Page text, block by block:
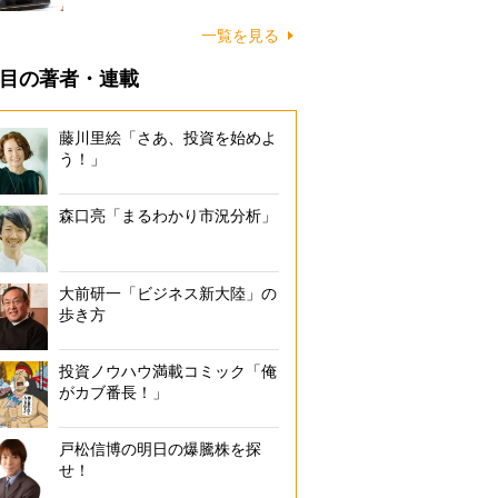
一覧を見る
の著者・連載
藤川里絵「さあ、投資を始めよ
う！」
森口亮「まるわかり市況分析」
大前研一「ビジネス新大陸」の
歩き方
投資ノウハウ満載コミック「俺
がカブ番長！」
戸松信博の明日の爆騰株を探
せ！